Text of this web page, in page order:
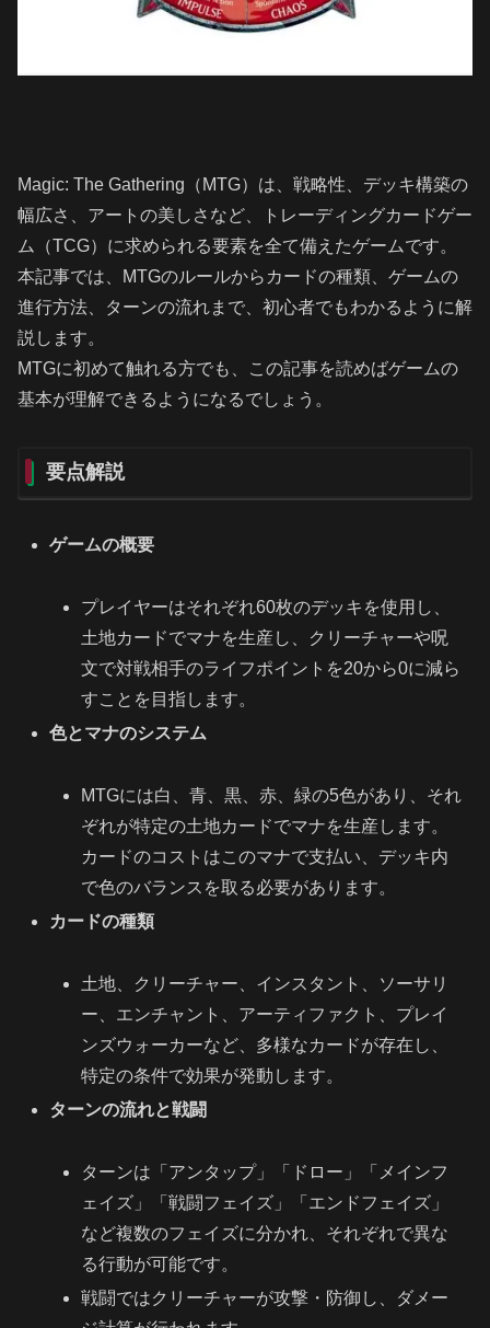
Magic: The Gathering（MTG）は、戦略性、デッキ構築の
幅広さ、アートの美しさなど、トレーディングカードゲー
ム（TCG）に求められる要素を全て備えたゲームです。
本記事では、MTGのルールからカードの種類、ゲームの
進行方法、ターンの流れまで、初心者でもわかるように解
説します。
MTGに初めて触れる方でも、この記事を読めばゲームの
基本が理解できるようになるでしょう。
要点解説
ゲームの概要
プレイヤーはそれぞれ60枚のデッキを使用し、
土地カードでマナを生産し、クリーチャーや呪
文で対戦相手のライフポイントを20から0に減ら
すことを目指します。
色とマナのシステム
MTGには白、青、黒、赤、緑の5色があり、それ
ぞれが特定の土地カードでマナを生産します。
カードのコストはこのマナで支払い、デッキ内
で色のバランスを取る必要があります。
カードの種類
土地、クリーチャー、インスタント、ソーサリ
ー、エンチャント、アーティファクト、プレイ
ンズウォーカーなど、多様なカードが存在し、
特定の条件で効果が発動します。
ターンの流れと戦闘
ターンは「アンタップ」「ドロー」「メインフ
ェイズ」「戦闘フェイズ」「エンドフェイズ」
など複数のフェイズに分かれ、それぞれで異な
る行動が可能です。
戦闘ではクリーチャーが攻撃・防御し、ダメー